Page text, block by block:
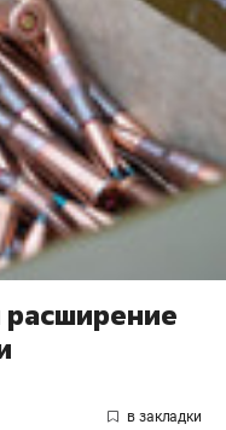
расширение